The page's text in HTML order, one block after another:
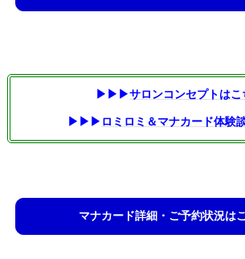
▶▶▶サロンコンセプトは
▶▶▶ロミロミ＆マナカード体験
マナカード詳細・ご予約状況は